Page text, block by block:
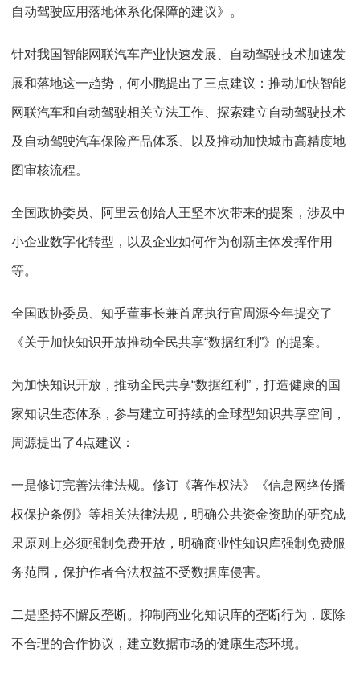
自动驾驶应用落地体系化保障的建议》。
针对我国智能网联汽车产业快速发展、自动驾驶技术加速发
展和落地这一趋势，何小鹏提出了三点建议：推动加快智能
网联汽车和自动驾驶相关立法工作、探索建立自动驾驶技术
及自动驾驶汽车保险产品体系、以及推动加快城市高精度地
图审核流程。
全国政协委员、阿里云创始人王坚本次带来的提案，涉及中
小企业数字化转型，以及企业如何作为创新主体发挥作用
等。
全国政协委员、知乎董事长兼首席执行官周源今年提交了
《关于加快知识开放推动全民共享“数据红利”》的提案。
为加快知识开放，推动全民共享“数据红利”，打造健康的国
家知识生态体系，参与建立可持续的全球型知识共享空间，
周源提出了4点建议：
一是修订完善法律法规。修订《著作权法》《信息网络传播
权保护条例》等相关法律法规，明确公共资金资助的研究成
果原则上必须强制免费开放，明确商业性知识库强制免费服
务范围，保护作者合法权益不受数据库侵害。
二是坚持不懈反垄断。抑制商业化知识库的垄断行为，废除
不合理的合作协议，建立数据市场的健康生态环境。